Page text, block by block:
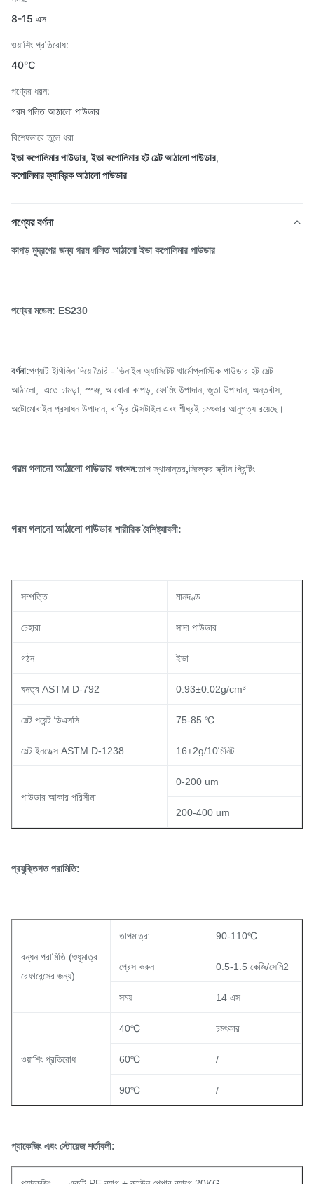
8-15 এস
ওয়াশিং প্রতিরোধ:
40℃
পণ্যের ধরন:
গরম গলিত আঠালো পাউডার
বিশেষভাবে তুলে ধরা
ইভা কপোলিমার পাউডার,ইভা কপোলিমার হট মেল্ট আঠালো পাউডার,
কপোলিমার ফ্যাব্রিক আঠালো পাউডার
পণ্যের বর্ণনা
কাপড় মুদ্রণের জন্য গরম গলিত আঠালো ইভা কপোলিমার পাউডার
পণ্যের মডেল: ES230
বর্ণনা:পণ্যটি ইথিলিন দিয়ে তৈরি - ভিনাইল অ্যাসিটেট থার্মোপ্লাস্টিক পাউডার হট মেল্ট
আঠালো, .এতে চামড়া, স্পঞ্জ, অ বোনা কাপড়, ফোমিং উপাদান, জুতা উপাদান, অন্তর্বাস,
অটোমোবাইল প্রসাধন উপাদান, বাড়ির টেক্সটাইল এবং শীঘ্রই চমৎকার আনুগত্য রয়েছে।
গরম গলানো আঠালো পাউডার ফাংশন:তাপ স্থানান্তর,সিল্কের স্ক্রীন প্রিন্টিং.
গরম গলানো আঠালো পাউডার শারীরিক বৈশিষ্ট্যাবলী:
সম্পত্তি মানদণ্ড
চেহারা সাদা পাউডার
গঠন ইভা
ঘনত্ব ASTM D-792 0.93±0.02g/cm³
মেল্ট পয়েন্ট ডিএসসি 75-85 ℃
মেল্ট ইনডেক্স ASTM D-1238 16±2g/10মিনিট
পাউডার আকার পরিসীমা
0-200 um
200-400 um
প্রযুক্তিগত পরামিতি:
বন্ধন পরামিতি (শুধুমাত্র
রেফারেন্সের জন্য)
তাপমাত্রা 90-110℃
প্রেস করুন 0.5-1.5 কেজি/সেমি2
সময় 14 এস
ওয়াশিং প্রতিরোধ
40℃ চমৎকার
60℃ /
90℃ /
প্যাকেজিং এবং স্টোরেজ শর্তাবলী: